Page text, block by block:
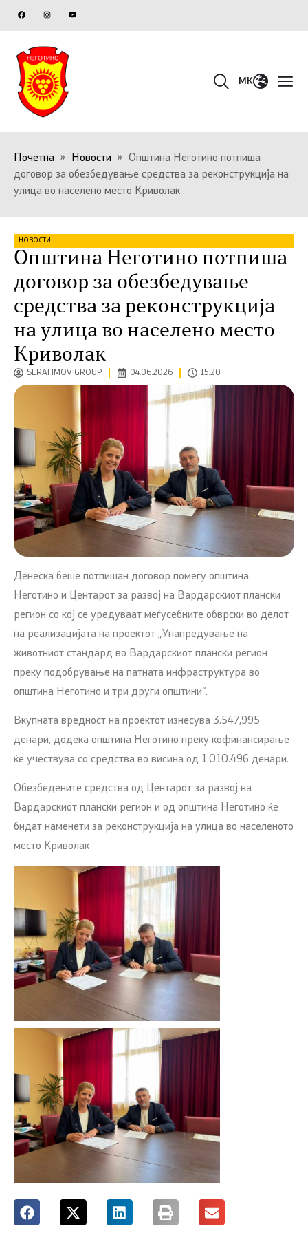
MK
Почетна » Новости »
Општина Неготино потпиша
договор за обезбедување средства за реконструкција на
улица во населено место Криволак
НОВОСТИ
Општина Неготино потпиша
договор за обезбедување
средства за реконструкција
на улица во населено место
Криволак
SERAFIMOV GROUP 04.06.2026 15:20
Денеска беше потпишан договор помеѓу општина
Неготино и Центарот за развој на Вардарскиот плански
регион со кој се уредуваат меѓусебните обврски во делот
на реализацијата на проектот „Унапредување на
животниот стандард во Вардарскиот плански регион
преку подобрување на патната инфраструктура во
општина Неготино и три други општини“.
Вкупната вредност на проектот изнесува 3.547,995
денари, додека општина Неготино преку кофинансирање
ќе учествува со средства во висина од 1.010.496 денари.
Обезбедените средства од Центарот за развој на
Вардарскиот плански регион и од општина Неготино ќе
бидат наменети за реконструкција на улица во населеното
место Криволак